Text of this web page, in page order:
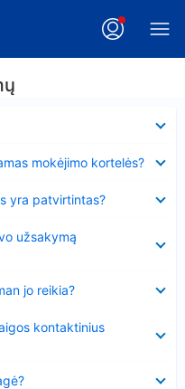
mokėjimo kortelės?
yra patvirtintas?
užsakymą
jo reikia?
kontaktinius